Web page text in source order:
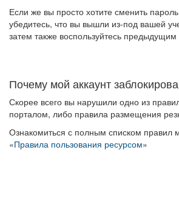
Если же вы просто хотите сменить
убедитесь, что вы вышли из-под вашей
затем также воспользуйтесь предыдущим
Почему мой аккаунт
Скорее всего вы нарушили одно из
порталом, либо правила размещения
Ознакомиться с полным списком правил
«Правила пользования ресурсом»